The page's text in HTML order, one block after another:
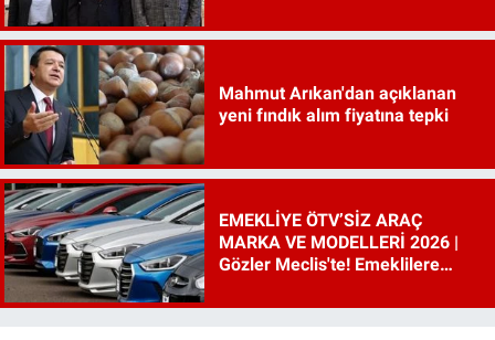
Mahmut Arıkan'dan açıklanan
yeni fındık alım fiyatına tepki
EMEKLİYE ÖTV’SİZ ARAÇ
MARKA VE MODELLERİ 2026 |
Gözler Meclis'te! Emeklilere
ne?